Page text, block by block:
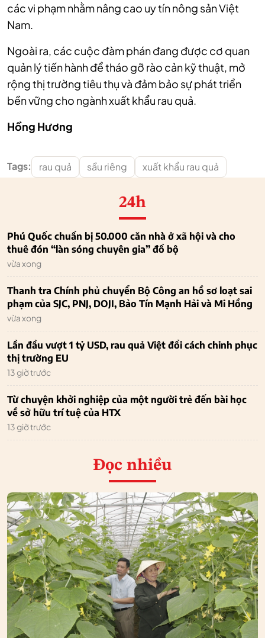
các vi phạm nhằm nâng cao uy tín nông sản Việt
Nam.
Ngoài ra, các cuộc đàm phán đang được cơ quan
quản lý tiến hành để tháo gỡ rào cản kỹ thuật, mở
rộng thị trường tiêu thụ và đảm bảo sự phát triển
bền vững cho ngành xuất khẩu rau quả.
Hồng Hương
Tags: rau quả sầu riêng xuất khẩu rau quả
24h
Phú Quốc chuẩn bị 50.000 căn nhà ở xã hội và cho
thuê đón “làn sóng chuyên gia” đổ bộ
vừa xong
Thanh tra Chính phủ chuyển Bộ Công an hồ sơ loạt sai
phạm của SJC, PNJ, DOJI, Bảo Tín Mạnh Hải và Mi Hồng
vừa xong
Lần đầu vượt 1 tỷ USD, rau quả Việt đổi cách chinh phục
thị trường EU
13 giờ trước
Từ chuyện khởi nghiệp của một người trẻ đến bài học
về sở hữu trí tuệ của HTX
13 giờ trước
Đọc nhiều